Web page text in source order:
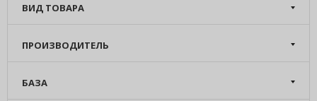
ВИД ТОВАРА
ПРОИЗВОДИТЕЛЬ
БАЗА